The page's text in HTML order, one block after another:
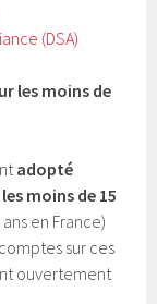
(DSA)
les moins de
adopté
moins de 15
ans en France)
sur ces
ouvertement